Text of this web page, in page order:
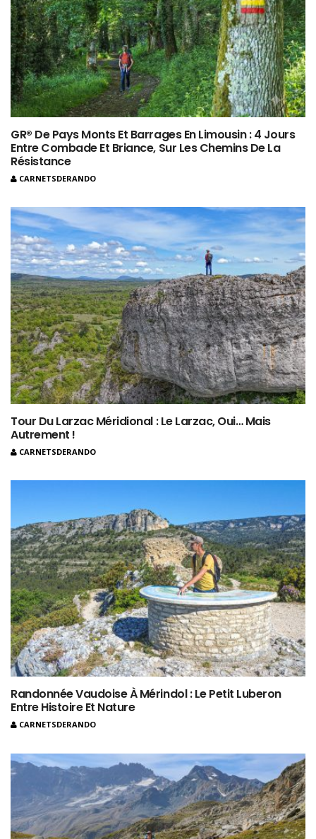
GR® De Pays Monts Et Barrages En Limousin : 4 Jours
Entre Combade Et Briance, Sur Les Chemins De La
Résistance
CARNETSDERANDO
Tour Du Larzac Méridional : Le Larzac, Oui… Mais
Autrement !
CARNETSDERANDO
Randonnée Vaudoise À Mérindol : Le Petit Luberon
Entre Histoire Et Nature
CARNETSDERANDO